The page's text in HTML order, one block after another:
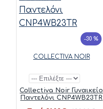
-30 %
COLLECTIVA NOIR
Collectiva Noir Γυναικείο
Παντελόνι CNP4WB23TR